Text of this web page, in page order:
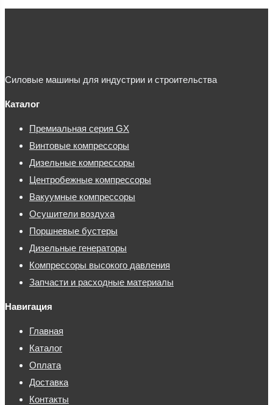
Силовые машины для индустрии и строительства
Каталог
Премиальная серия GX
Винтовые компрессоры
Дизельные компрессоры
Центробежные компрессоры
Вакуумные компрессоры
Осушители воздуха
Поршневые бустеры
Дизельные генераторы
Компрессоры высокого давления
Запчасти и расходные материалы
Навигация
Главная
Каталог
Оплата
Доставка
Контакты